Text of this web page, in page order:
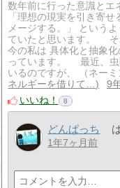
数年前に行った意識とエ
「理想の現実を引き寄
メージする。」 という
ていたと思います。 そ
今の私は 具体化と抽象
っています。 最近、虫
いるのですが、 （ネー
ネルギーを借りて…
9
いいね！
8
どんぱっち
1年7ヶ月前